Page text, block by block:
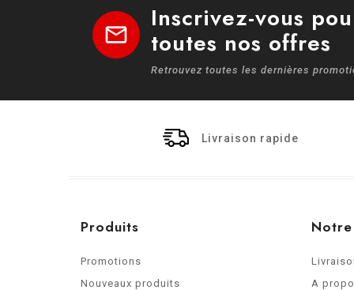
mail
Inscrivez-vous
toutes nos offres
Retrouvez toutes les dernières
Livraison rapide
Produits
Promotions
Nouveaux produits
A